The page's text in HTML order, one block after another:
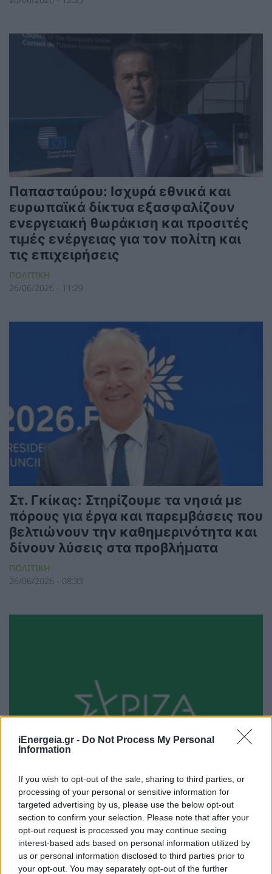
iEnergeia.gr - Do Not Process My Personal
Information
If you wish to opt-out of the sale, sharing to third parties, or
processing of your personal or sensitive information for
targeted advertising by us, please use the below opt-out
section to confirm your selection. Please note that after your
opt-out request is processed you may continue seeing
interest-based ads based on personal information utilized by
us or personal information disclosed to third parties prior to
your opt-out. You may separately opt-out of the further
Παπασταύρου: Ισχυρά εθνικά και
ευρωπαϊκά δίκτυα εξασφαλίζουν
ενεργειακή θωράκιση και προσιτές
τιμές ενέργειας για τον πολίτη και
τις επιχειρήσεις
ΠΟΛΙΤΙΚΗ
26/06/2026 - 11:29
Στ. Γκίκας: Στηρίζουμε τα νησιά με
πόρους για έργα και παρεμβάσεις που
βελτιώνουν την καθημερινότητα και
δίνουν λύσεις στα προβλήματα
ΠΟΛΙΤΙΚΗ
26/06/2026 - 08:33
ΣΥΡΙΖΑ ΠΣ: Ομολογία ΑΔΜΗΕ για
“συμφέροντα” που ωφελούνται από
την καθυστέρηση υλοποίησης των
υποδομών αποθήκευσης ενέργειας